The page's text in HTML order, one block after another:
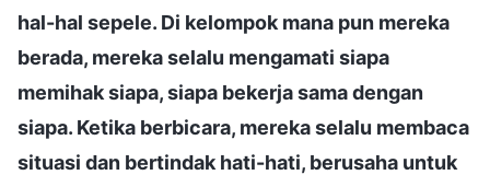
hal-hal sepele. Di kelompok mana pun mereka
berada, mereka selalu mengamati siapa
memihak siapa, siapa bekerja sama dengan
siapa. Ketika berbicara, mereka selalu membaca
situasi dan bertindak hati-hati, berusaha untuk